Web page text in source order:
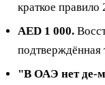
краткое правило
AED 1 000.
подтверждённая
"В ОАЭ нет де-